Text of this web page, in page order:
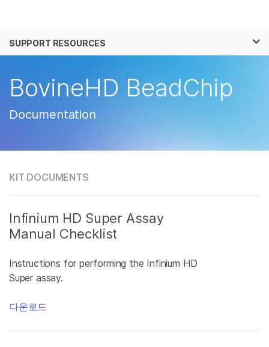
솔루션
SUPPORT RESOURCES
BovineHD BeadChip
Documentation
KIT DOCUMENTS
Infinium HD Super Assay
Manual Checklist
Instructions for performing the Infinium HD
Super assay.
다운로드
보다 관련성이 높은 콘텐츠를 확인하실 수 있
습니다. 주요 관심 분야를 선택해 주세요:
암 연구
미생물학 연구
농업유전체학 연구
복합 질환 연구
임상 종양학 연구
생식 보건 연구